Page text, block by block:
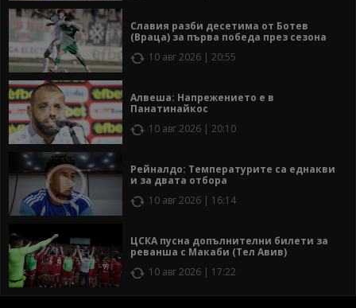
Славия разби десетима от Ботев
(Враца) за първа победа през сезона
10 авг 2026 | 20:55
Алвеша: Напрежението е в
Панатинайкос
10 авг 2026 | 20:10
Рейналдо: Температурите са еднакви
и за двата отбора
10 авг 2026 | 16:14
ЦСКА пусна допълнителни билети за
реванша с Макаби (Тел Авив)
10 авг 2026 | 17:22